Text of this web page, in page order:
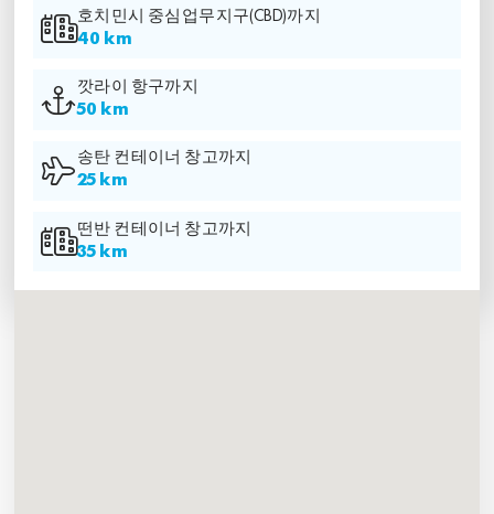
호치민시 중심업무지구(CBD)까지
40 km
깟라이 항구까지
50 km
송탄 컨테이너 창고까지
25 km
떤반 컨테이너 창고까지
35 km